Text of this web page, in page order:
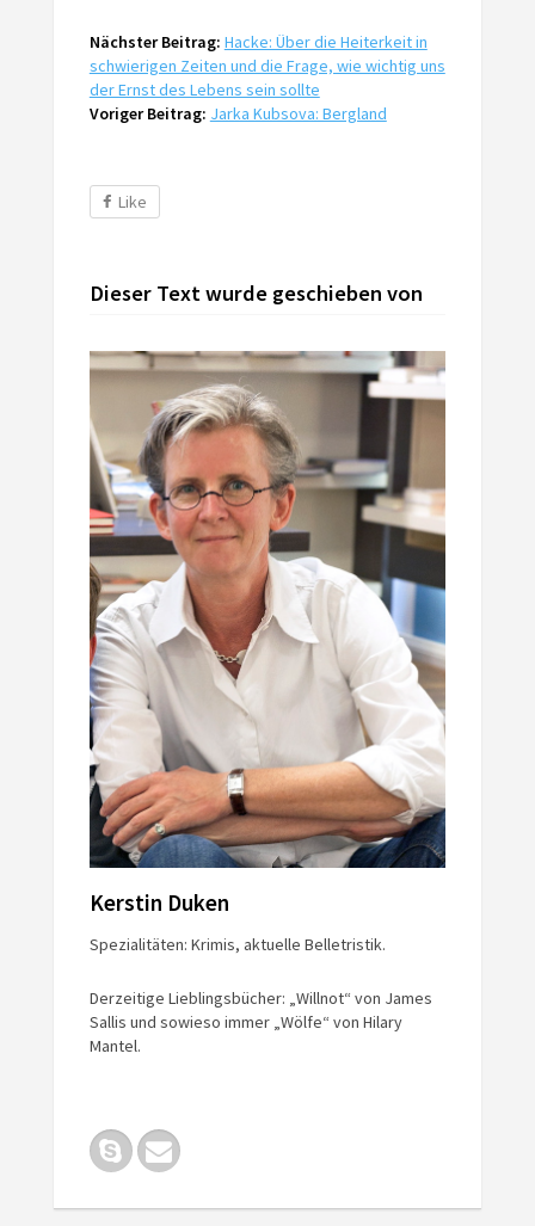
Nächster Beitrag: Hacke: Über die Heiterkeit in
schwierigen Zeiten und die Frage, wie wichtig uns
der Ernst des Lebens sein sollte
Voriger Beitrag: Jarka Kubsova: Bergland
Like
Dieser Text wurde geschieben von
Kerstin Duken
Spezialitäten: Krimis, aktuelle Belletristik.
Derzeitige Lieblingsbücher: „Willnot“ von James
Sallis und sowieso immer „Wölfe“ von Hilary
Mantel.